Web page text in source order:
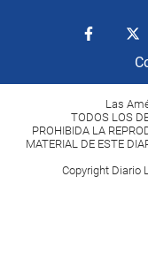
Las
TODOS LOS
PROHIBIDA LA
MATERIAL DE ESTE
Copyright Diario